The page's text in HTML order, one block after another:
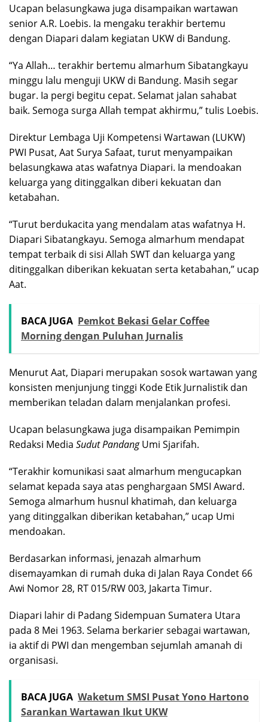
Ucapan belasungkawa juga disampaikan wartawan
senior A.R. Loebis. Ia mengaku terakhir bertemu
dengan Diapari dalam kegiatan UKW di Bandung.
“Ya Allah… terakhir bertemu almarhum Sibatangkayu
minggu lalu menguji UKW di Bandung. Masih segar
bugar. Ia pergi begitu cepat. Selamat jalan sahabat
baik. Semoga surga Allah tempat akhirmu,” tulis Loebis.
Direktur Lembaga Uji Kompetensi Wartawan (LUKW)
PWI Pusat, Aat Surya Safaat, turut menyampaikan
belasungkawa atas wafatnya Diapari. Ia mendoakan
keluarga yang ditinggalkan diberi kekuatan dan
ketabahan.
“Turut berdukacita yang mendalam atas wafatnya H.
Diapari Sibatangkayu. Semoga almarhum mendapat
tempat terbaik di sisi Allah SWT dan keluarga yang
ditinggalkan diberikan kekuatan serta ketabahan,” ucap
Aat.
BACA JUGA Pemkot Bekasi Gelar Coffee
Morning dengan Puluhan Jurnalis
Menurut Aat, Diapari merupakan sosok wartawan yang
konsisten menjunjung tinggi Kode Etik Jurnalistik dan
memberikan teladan dalam menjalankan profesi.
Ucapan belasungkawa juga disampaikan Pemimpin
Redaksi Media Sudut PandangUmi Sjarifah.
“Terakhir komunikasi saat almarhum mengucapkan
selamat kepada saya atas penghargaan SMSI Award.
Semoga almarhum husnul khatimah, dan keluarga
yang ditinggalkan diberikan ketabahan,” ucap Umi
mendoakan.
Berdasarkan informasi, jenazah almarhum
disemayamkan di rumah duka di Jalan Raya Condet 66
Awi Nomor 28, RT 015/RW 003, Jakarta Timur.
Diapari lahir di Padang Sidempuan Sumatera Utara
pada 8 Mei 1963. Selama berkarier sebagai wartawan,
ia aktif di PWI dan mengemban sejumlah amanah di
organisasi.
BACA JUGA Waketum SMSI Pusat Yono Hartono
Sarankan Wartawan Ikut UKW